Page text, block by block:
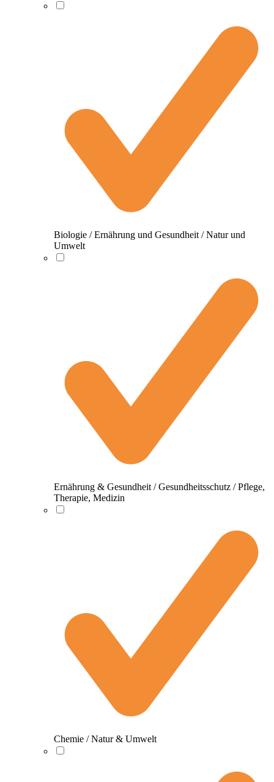
Biologie / Ernährung und Gesundheit / Natur und
Umwelt
Ernährung & Gesundheit / Gesundheitsschutz / Pflege,
Therapie, Medizin
Chemie / Natur & Umwelt